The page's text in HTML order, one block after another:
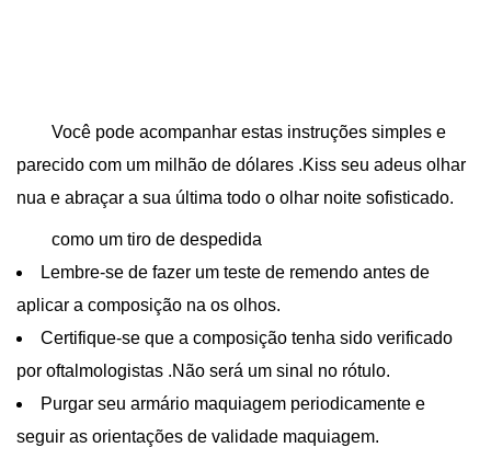
Você pode acompanhar estas instruções simples e
parecido com um milhão de dólares .Kiss seu adeus olhar
nua e abraçar a sua última todo o olhar noite sofisticado.
como um tiro de despedida
Lembre-se de fazer um teste de remendo antes de
aplicar a composição na os olhos.
Certifique-se que a composição tenha sido verificado
por oftalmologistas .Não será um sinal no rótulo.
Purgar seu armário maquiagem periodicamente e
seguir as orientações de validade maquiagem.